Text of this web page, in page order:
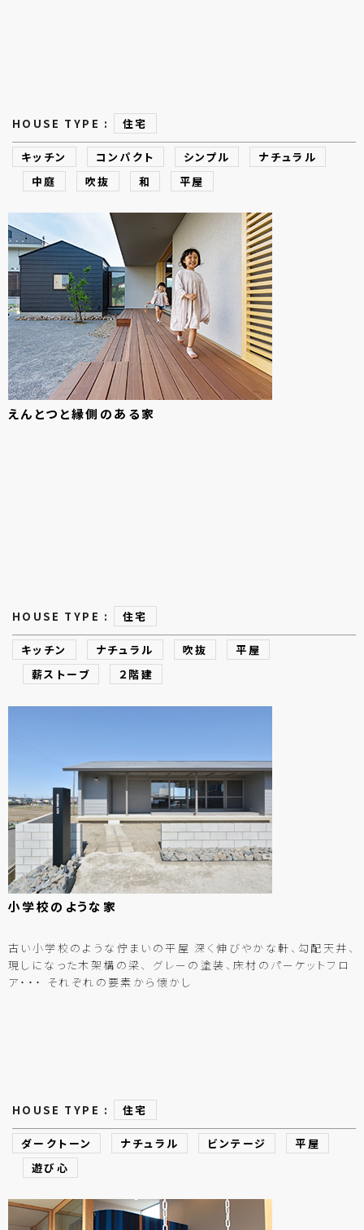
HOUSE TYPE : 住宅
キッチン コンパクト シンプル
ナチュラル
中庭
吹抜 和 平屋
えんとつと縁側のある家
HOUSE TYPE : 住宅
キッチン ナチュラル 吹抜
平屋
薪ストーブ
２階建
小学校のような家
古い小学校のような佇まいの平屋 深く伸びやかな軒、勾配天井、
現しになった木架構の梁、 グレーの塗装、床材のパーケットフロ
ア・・・ それぞれの要素から懐かし
HOUSE TYPE : 住宅
ダークトーン ナチュラル ビンテージ
平屋
遊び心